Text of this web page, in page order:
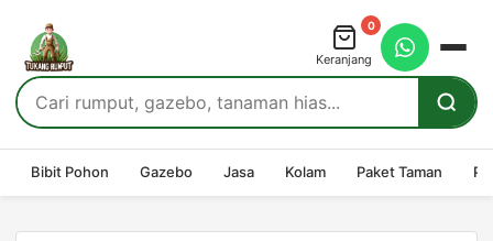
0
Keranjang
Bibit Pohon Gazebo Jasa Kolam Paket Taman